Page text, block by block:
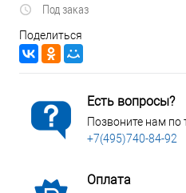
Под заказ
Поделиться
Есть вопросы?
Позвоните нам по
+7(495)740-84-92
Оплата